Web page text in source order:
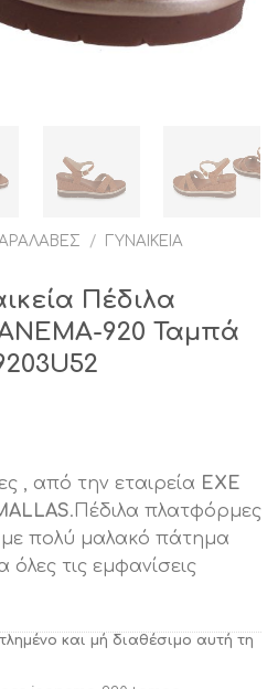
/
ΓΥΝΑΙΚΕΊΑ
Πέδιλα
920 Ταμπά
, από την εταιρεία EXE
.Πέδιλα πλατφόρμες
με πολύ μαλακό πάτημα
τις εμφανίσεις
και μή διαθέσιμο αυτή τη